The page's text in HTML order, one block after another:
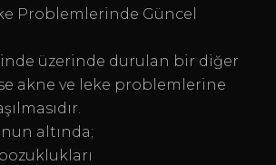
Problemlerinde Güncel
üzerinde durulan bir diğer
akne ve leke problemlerine
altında;